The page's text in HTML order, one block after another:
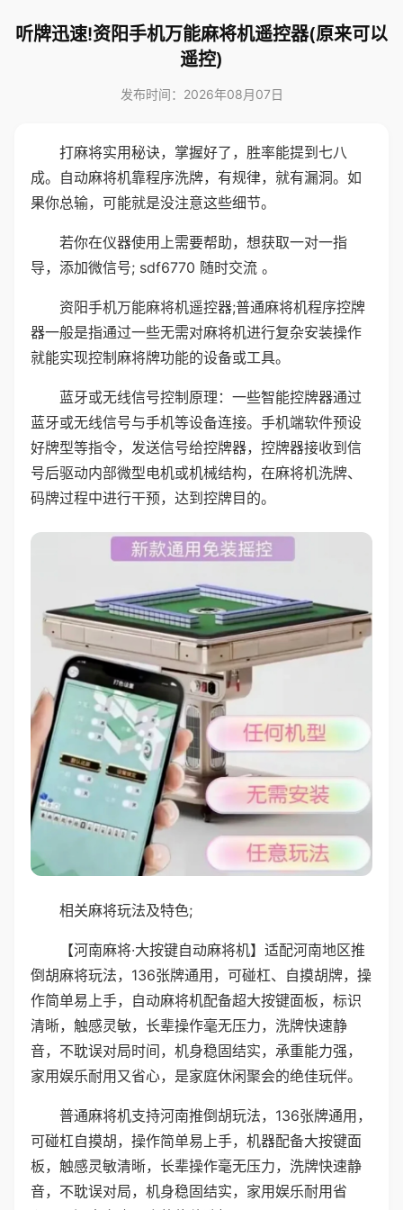
听牌迅速!资阳手机万能麻将机遥控器(原来可以
遥控)
发布时间：2026年08月07日
打麻将实用秘诀，掌握好了，胜率能提到七八
成。自动麻将机靠程序洗牌，有规律，就有漏洞。如
果你总输，可能就是没注意这些细节。
若你在仪器使用上需要帮助，想获取一对一指
导，添加微信号; sdf6770 随时交流 。
资阳手机万能麻将机遥控器;普通麻将机程序控牌
器一般是指通过一些无需对麻将机进行复杂安装操作
就能实现控制麻将牌功能的设备或工具。
蓝牙或无线信号控制原理：一些智能控牌器通过
蓝牙或无线信号与手机等设备连接。手机端软件预设
好牌型等指令，发送信号给控牌器，控牌器接收到信
号后驱动内部微型电机或机械结构，在麻将机洗牌、
码牌过程中进行干预，达到控牌目的。
相关麻将玩法及特色;
【河南麻将·大按键自动麻将机】适配河南地区推
倒胡麻将玩法，136张牌通用，可碰杠、自摸胡牌，操
作简单易上手，自动麻将机配备超大按键面板，标识
清晰，触感灵敏，长辈操作毫无压力，洗牌快速静
音，不耽误对局时间，机身稳固结实，承重能力强，
家用娱乐耐用又省心，是家庭休闲聚会的绝佳玩伴。
普通麻将机支持河南推倒胡玩法，136张牌通用，
可碰杠自摸胡，操作简单易上手，机器配备大按键面
板，触感灵敏清晰，长辈操作毫无压力，洗牌快速静
音，不耽误对局，机身稳固结实，家用娱乐耐用省